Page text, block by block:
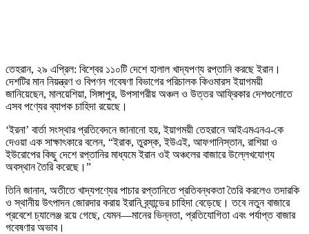
তেহরান, ২৯ এপ্রিল: বিশ্বের ১১০টি দেশে হালাল খাদ্যপণ্য রপ্তানি করছে ইরান।
দেশটির মান নিয়ন্ত্রণ ও বিপণন গবেষণা বিভাগের পরিচালক কিওমারস ইয়াগময়ী
জানিয়েছেন, মালয়েশিয়া, সিঙ্গাপুর, উপসাগরীয় অঞ্চল ও উত্তর আফ্রিকার দেশগুলোতে
এসব পণ্যের ব্যাপক চাহিদা রয়েছে।
‘ইরনা’ বার্তা সংস্থার প্রতিবেদনে জানানো হয়, ইয়াগময়ী তেহরানে আইএমএনএ-কে
দেওয়া এক সাক্ষাৎকারে বলেন, “ইরাক, তুরস্ক, ইউএই, আফগানিস্তান, রাশিয়া ও
ইউরোপের কিছু দেশে রপ্তানির মাধ্যমে ইরান ওই অঞ্চলের বাজারে উল্লেখযোগ্য
অবস্থান তৈরি করেছে।”
তিনি জানান, অতীতে খাদ্যপণ্যের পাচার রপ্তানিতে প্রতিবন্ধকতা তৈরি করলেও তদারকি
ও স্থানীয় উৎপাদন জোরদার করায় ইরানি ব্র্যান্ডের চাহিদা বেড়েছে। তবে নতুন বাজারে
প্রবেশে চ্যালেঞ্জ রয়ে গেছে, যেমন—মানের ভিন্নতা, প্রতিযোগিতা এবং পর্যাপ্ত বাজার
গবেষণার অভাব।